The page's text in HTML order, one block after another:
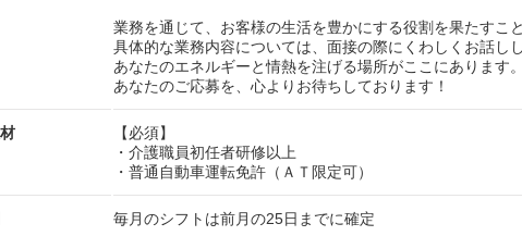
業務を通じて、お客様の生活を豊かにする役割を果たすこ
具体的な業務内容については、面接の際にくわしくお話しし
あなたのエネルギーと情熱を注げる場所がここにあります。
あなたのご応募を、心よりお待ちしております！
【必須】
・介護職員初任者研修以上
・普通自動車運転免許（ＡＴ限定可）
毎月のシフトは前月の25日までに確定